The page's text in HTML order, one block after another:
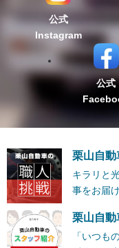
公式
Instagram
公式
栗山自動
キラリと
事をお届
栗山自動
「いつも